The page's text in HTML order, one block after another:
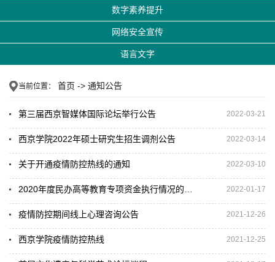
数字素养提升
网络安全宣传
语言文字
当前位置： 首页 -> 通知公告
第三届西京智媒体国际论坛举行公告 2022-03-21
西京学院2022年硕士研究生招生调剂公告 2022-03-14
关于开通疫情防控热线的通知 2022-03-10
2022-01-17
疫情防控期间线上心理咨询公告 2021-12-26
西京学院疫情防控热线 2021-12-25